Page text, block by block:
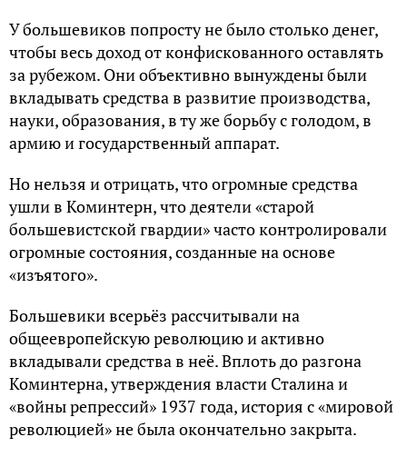
У большевиков попросту не было столько денег,
чтобы весь доход от конфискованного оставлять
за рубежом. Они объективно вынуждены были
вкладывать средства в развитие производства,
науки, образования, в ту же борьбу с голодом, в
армию и государственный аппарат.
Но нельзя и отрицать, что огромные средства
ушли в Коминтерн, что деятели «старой
большевистской гвардии» часто контролировали
огромные состояния, созданные на основе
«изъятого».
Большевики всерьёз рассчитывали на
общеевропейскую революцию и активно
вкладывали средства в неё. Вплоть до разгона
Коминтерна, утверждения власти Сталина и
«войны репрессий» 1937 года, история с «мировой
революцией» не была окончательно закрыта.